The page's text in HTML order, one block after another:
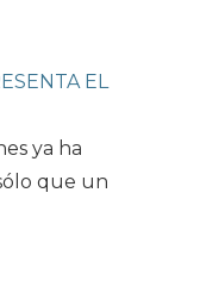
EL
ya ha
que un